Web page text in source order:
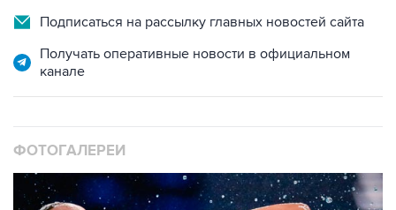
Подписаться на рассылку главных новостей сайта
Получать оперативные новости в официальном
канале
ФОТОГАЛЕРЕИ